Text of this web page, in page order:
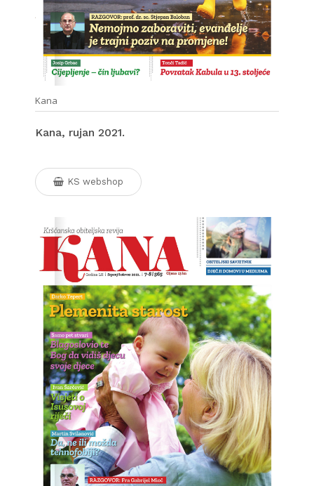
Kana
Kana, rujan 2021.
KS webshop